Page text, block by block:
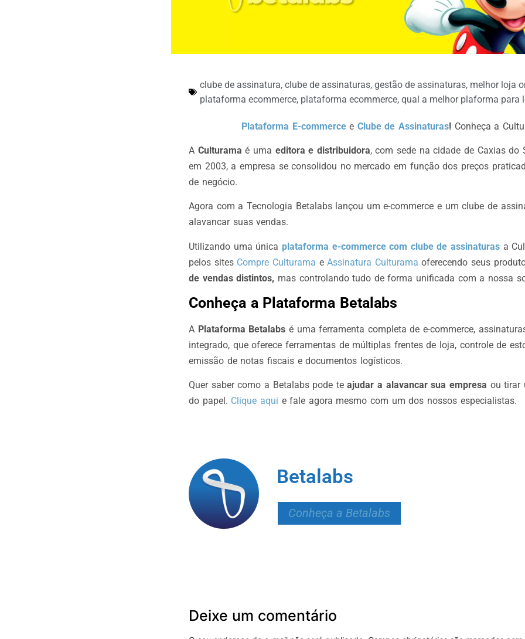
clube de assinatura, clube de assinaturas, gestão de assinaturas, melhor loja
plataforma ecommerce, plataforma ecommerce, qual a melhor plaforma para
Plataforma E-commercee Clube de Assinaturas! Conheça a
A Culturama é uma editora e distribuidora, com sede na cidade de Caxias do
em 2003, a empresa se consolidou no mercado em função dos preços
de negócio.
Agora com a Tecnologia Betalabs lançou um e-commerce e um clube de
alavancar suas vendas.
Utilizando uma única plataforma e-commerce com clube de assinaturas a
pelos sites Compre Culturama eAssinatura Culturama oferecendo seus
de vendas distintos, mas controlando tudo de forma unificada com a nossa
Conheça a Plataforma Betalabs
A Plataforma Betalabs é uma ferramenta completa de e-commerce,
integrado, que oferece ferramentas de múltiplas frentes de loja, controle de
emissão de notas fiscais e documentos logísticos.
Quer saber como a Betalabs pode teajudar a alavancar sua empresa ou tirar
do papel. Clique aqui e fale agora mesmo com um dos nossos especialistas.
Betalabs
Conheça a Betalabs
Deixe um comentário